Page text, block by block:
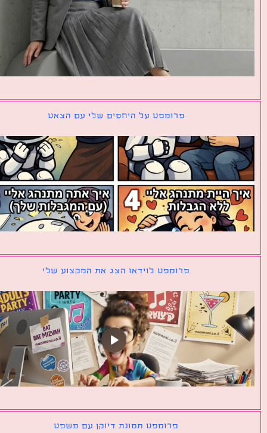
פרומפט על היחסים שלי עם הצאט
פרומפט לוידאו הצג את המקצוע שלי
פרומפט תמונת דיוקן עם משפט